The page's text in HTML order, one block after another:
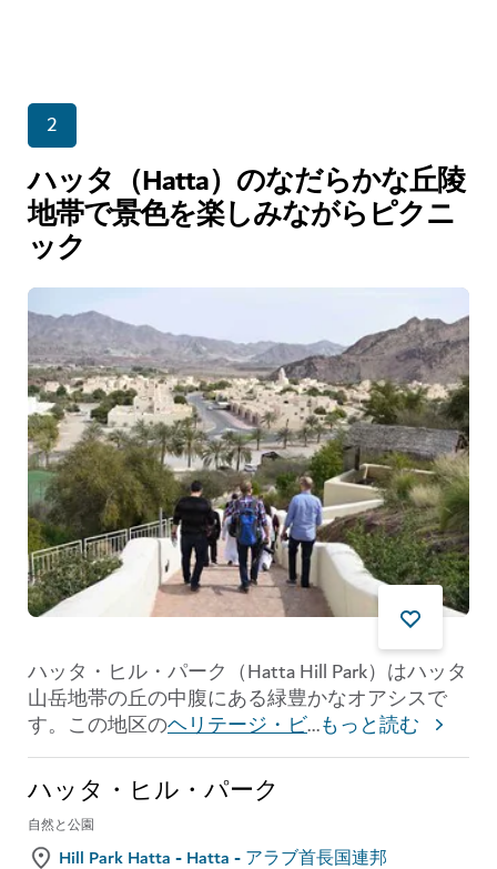
2
ハッタ（Hatta）のなだらかな丘陵
地帯で景色を楽しみながらピクニ
ック
ハッタ・ヒル・パーク（Hatta Hill Park）はハッタ
山岳地帯の丘の中腹にある緑豊かなオアシスで
す。この地区のヘリテージ・ビ...もっと読む
ハッタ・ヒル・パーク
自然と公園
Hill Park Hatta - Hatta - アラブ首長国連邦